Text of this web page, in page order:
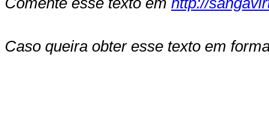
Caso queira obter esse texto em